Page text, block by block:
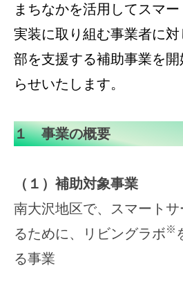
まちなかを活用してスマ
実装に取り組む事業者に
部を支援する補助事業を
らせいたします。
１ 事業の概要
（１）補助対象事業
南大沢地区で、スマート
るために、リビングラボ※
る事業